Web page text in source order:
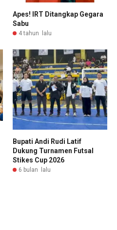
Apes! IRT Ditangkap Gegara
Sabu
4 tahun lalu
Bupati Andi Rudi Latif
Dukung Turnamen Futsal
Stikes Cup 2026
6 bulan lalu